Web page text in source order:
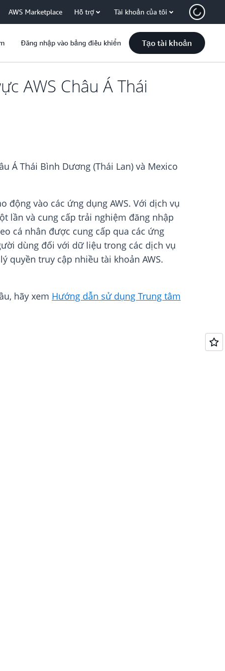
AWS Marketplace Hỗ trợ Tài khoản của tôi
Đăng nhập vào bảng điều khiển Tạo tài khoản
AWS Châu Á Thái
Á Thái Bình Dương (Thái Lan) và Mexico
động vào các ứng dụng AWS. Với dịch vụ
lần và cung cấp trải nghiệm đăng nhập
cá nhân được cung cấp qua các ứng
dùng đối với dữ liệu trong các dịch vụ
quyền truy cập nhiều tài khoản AWS.
hãy xem Hướng dẫn sử dụng Trung tâm